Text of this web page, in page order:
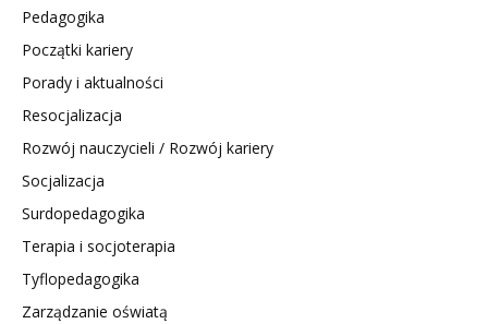
Pedagogika
Początki kariery
Porady i aktualności
Resocjalizacja
Rozwój nauczycieli / Rozwój kariery
Socjalizacja
Surdopedagogika
Terapia i socjoterapia
Tyflopedagogika
Zarządzanie oświatą